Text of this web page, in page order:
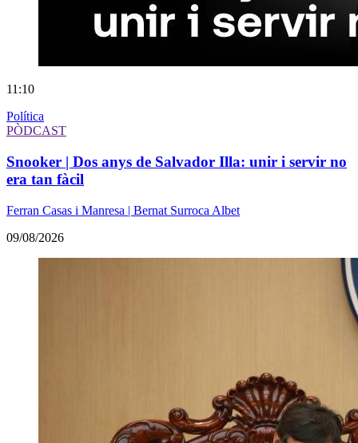
11:10
Política
PÒDCAST
Snooker | Dos anys de Salvador Illa: unir i servir no
era tan fàcil
Ferran Casas i Manresa | Bernat Surroca Albet
09/08/2026